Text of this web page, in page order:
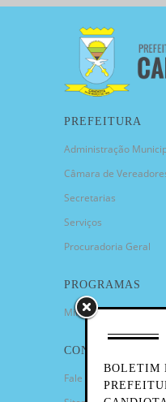
BOLETIM
PREFEITURA
Administração
Câmara de
Secretarias
Serviços
Procuradoria Geral
PROGRAMAS
Minha Casa Minha
CONTATO
Fale Conosco